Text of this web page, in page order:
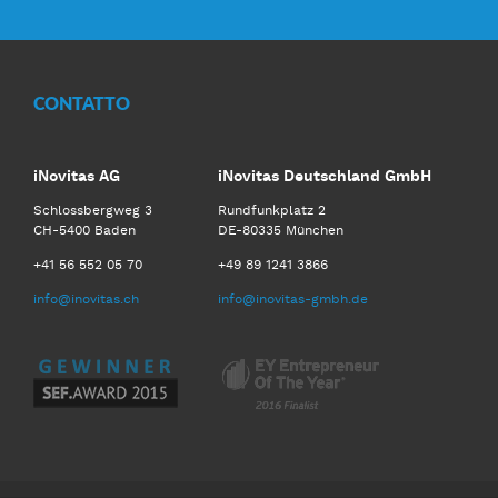
CONTATTO
iNovitas AG
Schlossbergweg 3
CH-5400 Baden
+41 56 552 05 70
info@inovitas.ch
iNovitas Deutschland GmbH
Rundfunkplatz 2
DE-80335 München
+49 89 1241 3866
info@inovitas-gmbh.de